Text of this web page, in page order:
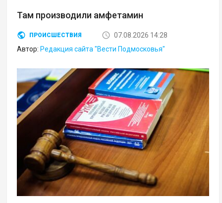
Там производили амфетамин
ПРОИСШЕСТВИЯ
07.08.2026 14:28
Автор: Редакция сайта "Вести Подмосковья"